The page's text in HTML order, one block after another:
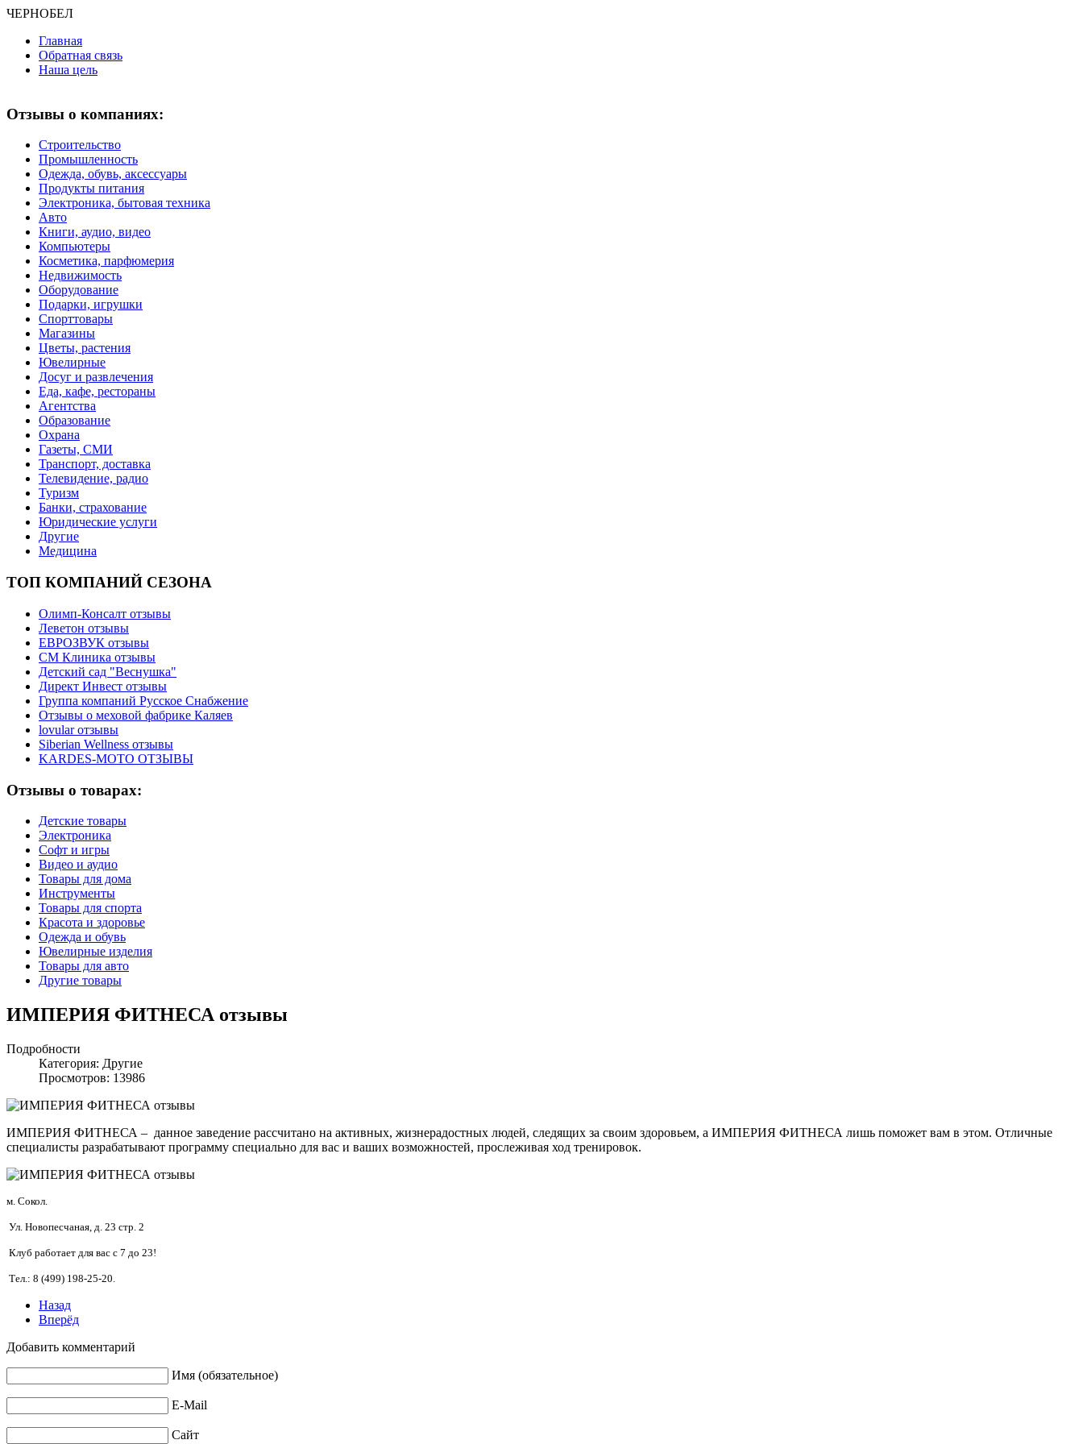
ЧЕРНОБЕЛ
Главная
Обратная связь
Наша цель
Отзывы о компаниях:
Строительство
Промышленность
Одежда, обувь, аксессуары
Продукты питания
Электроника, бытовая техника
Авто
Книги, аудио, видео
Компьютеры
Косметика, парфюмерия
Недвижимость
Оборудование
Подарки, игрушки
Спорттовары
Магазины
Цветы, растения
Ювелирные
Досуг и развлечения
Еда, кафе, рестораны
Агентства
Образование
Охрана
Газеты, СМИ
Транспорт, доставка
Телевидение, радио
Туризм
Банки, страхование
Юридические услуги
Другие
Медицина
ТОП КОМПАНИЙ СЕЗОНА
Олимп-Консалт отзывы
Леветон отзывы
ЕВРОЗВУК отзывы
СМ Клиника отзывы
Детский сад "Веснушка"
Директ Инвест отзывы
Группа компаний Русское Снабжение
Отзывы о меховой фабрике Каляев
lovular отзывы
Siberian Wellness отзывы
KARDES-MOTO ОТЗЫВЫ
Отзывы о товарах:
Детские товары
Электроника
Софт и игры
Видео и аудио
Товары для дома
Инструменты
Товары для спорта
Красота и здоровье
Одежда и обувь
Ювелирные изделия
Товары для авто
Другие товары
ИМПЕРИЯ ФИТНЕСА отзывы
Подробности
Категория: Другие
Просмотров: 13986
ИМПЕРИЯ ФИТНЕСА – данное заведение рассчитано на активных, жизнерадостных людей, следящих за своим здоровьем, а ИМПЕРИЯ ФИТНЕСА лишь поможет вам в этом. Отличные
специалисты разрабатывают программу специально для вас и ваших возможностей, прослеживая ход тренировок.
м. Сокол.
Ул. Новопесчаная, д. 23 стр. 2
Клуб работает для вас с 7 до 23!
Тел.: 8 (499) 198-25-20.
Назад
Вперёд
Добавить комментарий
Имя (обязательное)
E-Mail
Сайт